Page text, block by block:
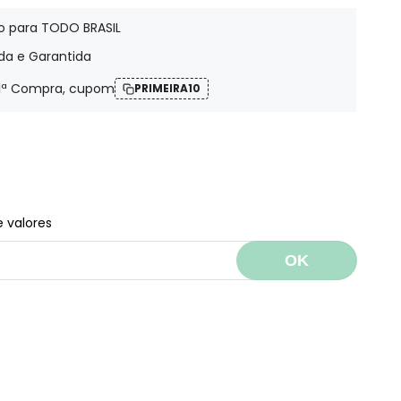
para TODO BRASIL
e Garantida
Compra, cupom PRIMEIRA10
valores
OK